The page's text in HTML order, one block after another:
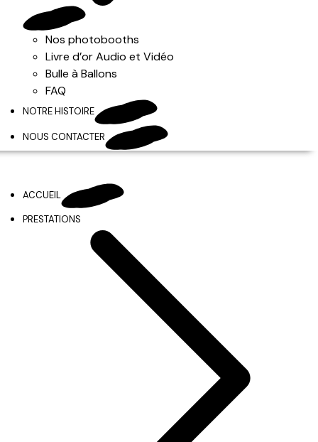
Nos photobooths
Livre d’or Audio et Vidéo
Bulle à Ballons
FAQ
NOTRE HISTOIRE
NOUS CONTACTER
ACCUEIL
PRESTATIONS